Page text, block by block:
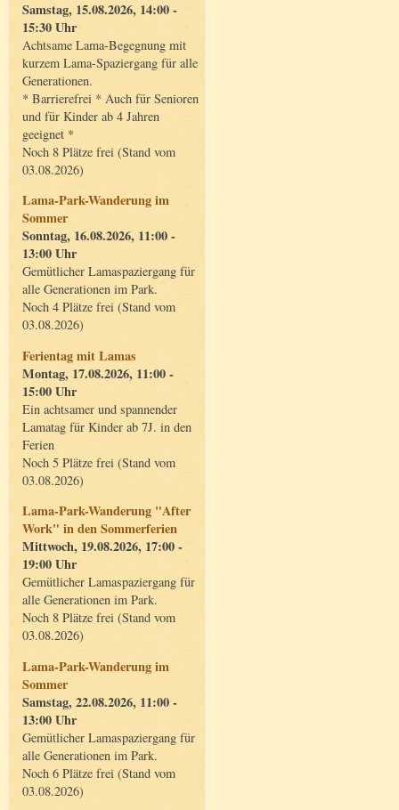
Samstag, 15.08.2026, 14:00 -
15:30 Uhr
Achtsame Lama-Begegnung mit
kurzem Lama-Spaziergang für alle
Generationen.
* Barrierefrei * Auch für Senioren
und für Kinder ab 4 Jahren
geeignet *
Noch 8 Plätze frei (Stand vom
03.08.2026)
Lama-Park-Wanderung im
Sommer
Sonntag, 16.08.2026, 11:00 -
13:00 Uhr
Gemütlicher Lamaspaziergang für
alle Generationen im Park.
Noch 4 Plätze frei (Stand vom
03.08.2026)
Ferientag mit Lamas
Montag, 17.08.2026, 11:00 -
15:00 Uhr
Ein achtsamer und spannender
Lamatag für Kinder ab 7J. in den
Ferien
Noch 5 Plätze frei (Stand vom
03.08.2026)
Lama-Park-Wanderung "After
Work" in den Sommerferien
Mittwoch, 19.08.2026, 17:00 -
19:00 Uhr
Gemütlicher Lamaspaziergang für
alle Generationen im Park.
Noch 8 Plätze frei (Stand vom
03.08.2026)
Lama-Park-Wanderung im
Sommer
Samstag, 22.08.2026, 11:00 -
13:00 Uhr
Gemütlicher Lamaspaziergang für
alle Generationen im Park.
Noch 6 Plätze frei (Stand vom
03.08.2026)